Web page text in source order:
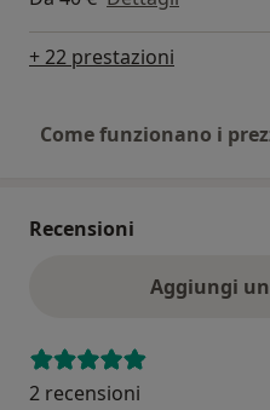
+ 22 prestazioni
Come funzionano i
Recensioni
Aggiungi
2 recensioni